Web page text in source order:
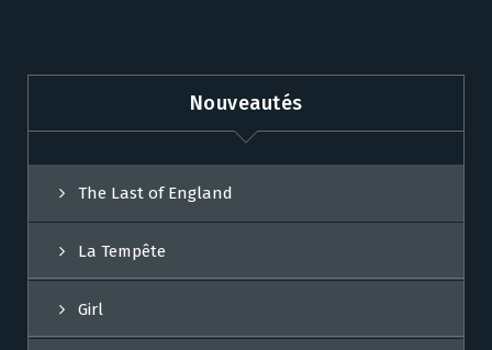
Nouveautés
The Last of England
La Tempête
Girl